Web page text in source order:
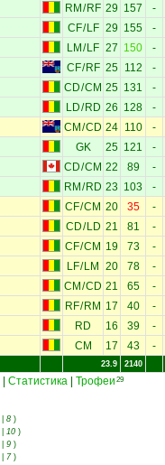
RM / RF 29 157 -
CF/LF 29 155 -
LM / LF 27 150 -
CF/RF 25 112 -
CD/CM 25 131 -
LD/RD 26 128 -
CM /CD 24 110 -
GK 25 121 -
CD/CM 22 89 -
RM / RD 23 103 -
CF/CM 20 35 -
CD/LD 21 81 -
CF/CM 19 73 -
LF/ LM 20 78 -
CM /CD 21 65 -
RF/ RM 17 40 -
RD 16 39 -
CM 17 43 -
23.9 2140
Статистика Трофеи 29
8 )
10 )
9 )
7)